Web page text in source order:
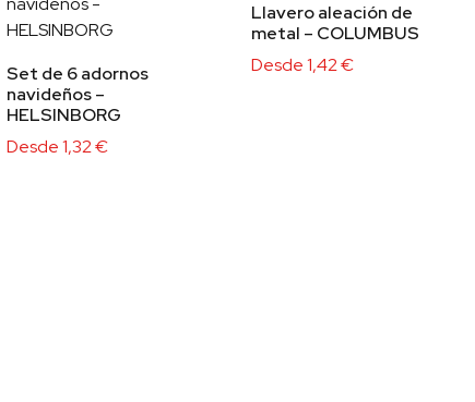
Set de 6 adornos
navideños –
HELSINBORG
Desde1,32€
Llavero aleación de
metal – COLUMBUS
Desde1,42€